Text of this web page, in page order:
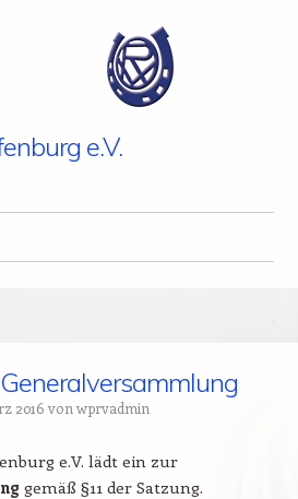
e.V.
2016 von wprvadmin
e.V. lädt ein zur
gemäß §11 der Satzung.